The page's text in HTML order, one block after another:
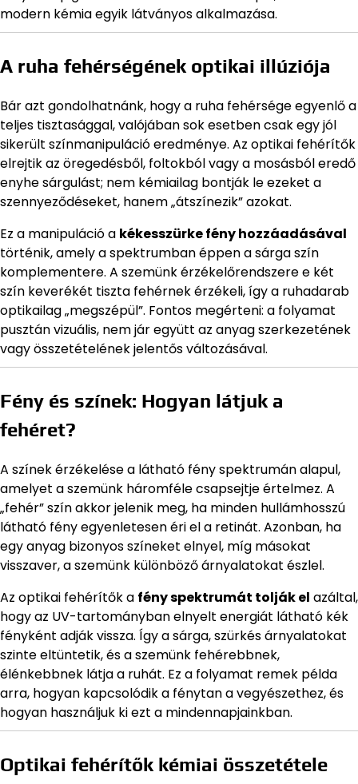
modern kémia egyik látványos alkalmazása.
A ruha fehérségének optikai illúziója
Bár azt gondolhatnánk, hogy a ruha fehérsége egyenlő a
teljes tisztasággal, valójában sok esetben csak egy jól
sikerült színmanipuláció eredménye. Az optikai fehérítők
elrejtik az öregedésből, foltokból vagy a mosásból eredő
enyhe sárgulást; nem kémiailag bontják le ezeket a
szennyeződéseket, hanem „átszínezik” azokat.
Ez a manipuláció a kékesszürke fény hozzáadásával
történik, amely a spektrumban éppen a sárga szín
komplementere. A szemünk érzékelőrendszere e két
szín keverékét tiszta fehérnek érzékeli, így a ruhadarab
optikailag „megszépül”. Fontos megérteni: a folyamat
pusztán vizuális, nem jár együtt az anyag szerkezetének
vagy összetételének jelentős változásával.
Fény és színek: Hogyan látjuk a
fehéret?
A színek érzékelése a látható fény spektrumán alapul,
amelyet a szemünk háromféle csapsejtje értelmez. A
„fehér” szín akkor jelenik meg, ha minden hullámhosszú
látható fény egyenletesen éri el a retinát. Azonban, ha
egy anyag bizonyos színeket elnyel, míg másokat
visszaver, a szemünk különböző árnyalatokat észlel.
Az optikai fehérítők a fény spektrumát tolják el azáltal,
hogy az UV-tartományban elnyelt energiát látható kék
fényként adják vissza. Így a sárga, szürkés árnyalatokat
szinte eltüntetik, és a szemünk fehérebbnek,
élénkebbnek látja a ruhát. Ez a folyamat remek példa
arra, hogyan kapcsolódik a fénytan a vegyészethez, és
hogyan használjuk ki ezt a mindennapjainkban.
Optikai fehérítők kémiai összetétele